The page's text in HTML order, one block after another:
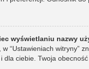
wyświetlaniu nazwy
“Ustawieniach witryny”
ciebie. Twoja